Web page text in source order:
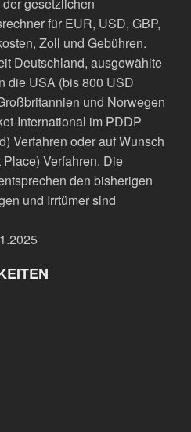
gesetzlichen
für EUR, USD, GBP,
Zoll und Gebühren.
Deutschland, ausgewählte
die USA (bis 800 USD
und Norwegen
International im PDDP
Verfahren oder auf Wunsch
Verfahren. Die
den bisherigen
und Irrtümer sind